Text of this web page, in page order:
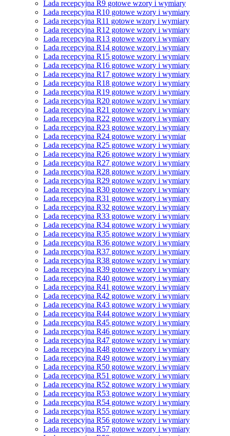
Lada recepcyjna R9 gotowe wzory i wymiary
Lada recepcyjna R10 gotowe wzory i wymiary
Lada recepcyjna R11 gotowe wzory i wymiary
Lada recepcyjna R12 gotowe wzory i wymiary
Lada recepcyjna R13 gotowe wzory i wymiary
Lada recepcyjna R14 gotowe wzory i wymiary
Lada recepcyjna R15 gotowe wzory i wymiary
Lada recepcyjna R16 gotowe wzory i wymiary
Lada recepcyjna R17 gotowe wzory i wymiary
Lada recepcyjna R18 gotowe wzory i wymiary
Lada recepcyjna R19 gotowe wzory i wymiary
Lada recepcyjna R20 gotowe wzory i wymiary
Lada recepcyjna R21 gotowe wzory i wymiary
Lada recepcyjna R22 gotowe wzory i wymiary
Lada recepcyjna R23 gotowe wzory i wymiary
Lada recepcyjna R24 gotowe wzory i wymiar
Lada recepcyjna R25 gotowe wzory i wymiary
Lada recepcyjna R26 gotowe wzory i wymiary
Lada recepcyjna R27 gotowe wzory i wymiary
Lada recepcyjna R28 gotowe wzory i wymiary
Lada recepcyjna R29 gotowe wzory i wymiary
Lada recepcyjna R30 gotowe wzory i wymiary
Lada recepcyjna R31 gotowe wzory i wymiary
Lada recepcyjna R32 gotowe wzory i wymiary
Lada recepcyjna R33 gotowe wzory i wymiary
Lada recepcyjna R34 gotowe wzory i wymiary
Lada recepcyjna R35 gotowe wzory i wymiary
Lada recepcyjna R36 gotowe wzory i wymiary
Lada recepcyjna R37 gotowe wzory i wymiary
Lada recepcyjna R38 gotowe wzory i wymiary
Lada recepcyjna R39 gotowe wzory i wymiary
Lada recepcyjna R40 gotowe wzory i wymiary
Lada recepcyjna R41 gotowe wzory i wymiary
Lada recepcyjna R42 gotowe wzory i wymiary
Lada recepcyjna R43 gotowe wzory i wymiary
Lada recepcyjna R44 gotowe wzory i wymiary
Lada recepcyjna R45 gotowe wzory i wymiary
Lada recepcyjna R46 gotowe wzory i wymiary
Lada recepcyjna R47 gotowe wzory i wymiary
Lada recepcyjna R48 gotowe wzory i wymiary
Lada recepcyjna R49 gotowe wzory i wymiary
Lada recepcyjna R50 gotowe wzory i wymiary
Lada recepcyjna R51 gotowe wzory i wymiary
Lada recepcyjna R52 gotowe wzory i wymiary
Lada recepcyjna R53 gotowe wzory i wymiary
Lada recepcyjna R54 gotowe wzory i wymiary
Lada recepcyjna R55 gotowe wzory i wymiary
Lada recepcyjna R56 gotowe wzory i wymiary
Lada recepcyjna R57 gotowe wzory i wymiary